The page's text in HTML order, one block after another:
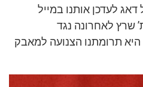
דאג לעדכן אותנו במייל
שרץ לאחרונה נגד
תרומתנו הצנועה למאבק